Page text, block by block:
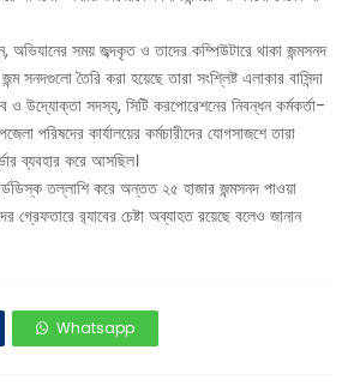
সময় জব্দকৃত ও তাদের কম্পিউটারে থাকা জন্মসনদ
সনদগুলো তৈরি করা হয়েছে তারা সংশ্লিষ্ট এলাকার বাসিন্দা
ও উদ্যোক্তা সদস্য, সিটি করপোরেশনের নিবন্ধন কর্মকর্তা-
পরিষদের কার্যালয়ের কর্মচারীদের যোগসাজশে তারা
ব্যবহার করে আসছিল।
তল্লাশি করে অন্তত ২৫ হাজার জন্মসনদ পাওয়া
গ্রেফতারে র‌্যাবের চেষ্টা অব্যাহত রয়েছে বলেও জানান
Whatsapp